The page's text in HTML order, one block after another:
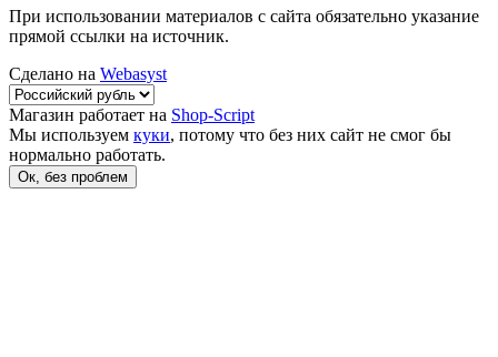
При использовании материалов с сайта обязательно указание
прямой ссылки на источник.
Сделано на Webasyst
Магазин работает на Shop-Script
Мы используем куки, потому что без них сайт не смог бы
нормально работать.
Ок, без проблем